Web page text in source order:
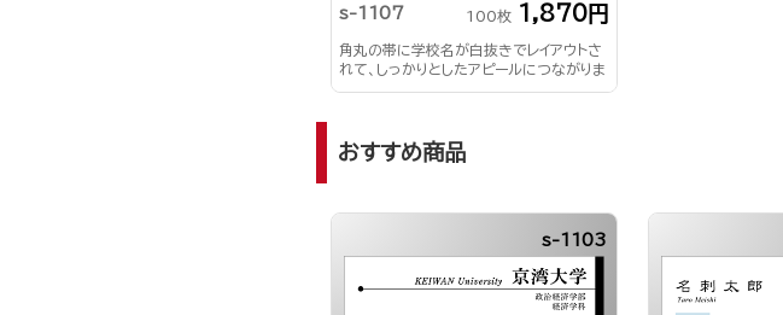
s-1107 100枚 1,870円
角丸の帯に学校名が白抜きでレイアウトさ
れて、しっかりとしたアピールにつながりま
おすすめ商品
s-1103